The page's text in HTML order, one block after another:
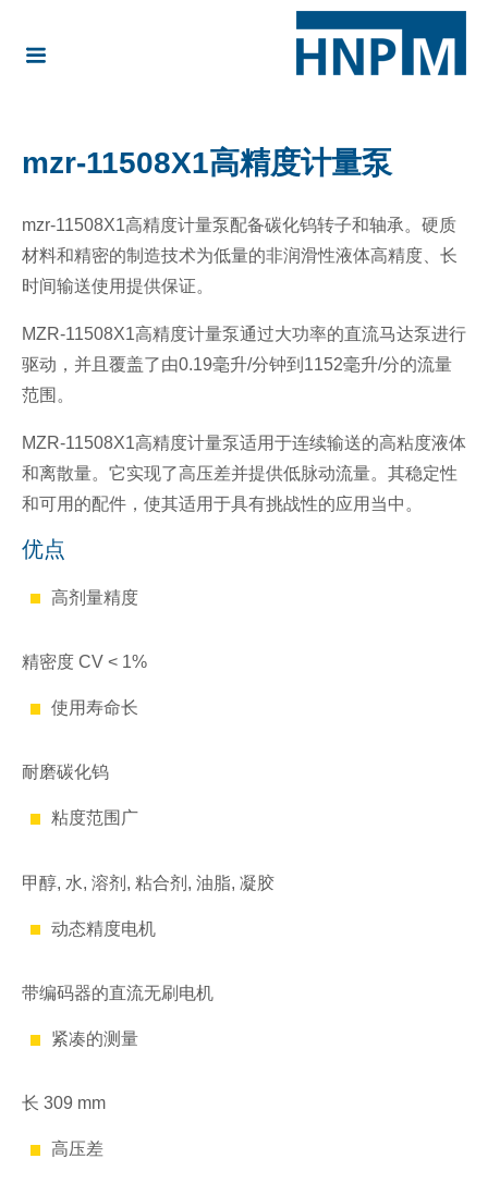
mzr-11508X1高精度计量泵
mzr-11508X1高精度计量泵配备碳化钨转子和轴承。硬质
材料和精密的制造技术为低量的非润滑性液体高精度、长
时间输送使用提供保证。
MZR-11508X1高精度计量泵通过大功率的直流马达泵进行
驱动，并且覆盖了由0.19毫升/分钟到1152毫升/分的流量
范围。
MZR-11508X1高精度计量泵适用于连续输送的高粘度液体
和离散量。它实现了高压差并提供低脉动流量。其稳定性
和可用的配件，使其适用于具有挑战性的应用当中。
优点
高剂量精度
精密度 CV < 1%
使用寿命长
耐磨碳化钨
粘度范围广
甲醇, 水, 溶剂, 粘合剂, 油脂, 凝胶
动态精度电机
带编码器的直流无刷电机
紧凑的测量
长 309 mm
高压差